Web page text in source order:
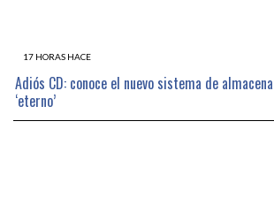
17 HORAS HACE
Adiós CD: conoce el nuevo sistema de
‘eterno’